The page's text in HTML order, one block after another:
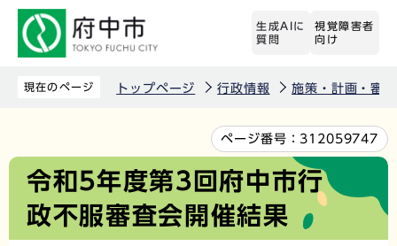
先
生成AIに
質問
視覚障害者
向け
現在のページ トップページ 行政情報 施策・計画・審
文
か
ページ番号： 312059747
令和5年度第3回府中市行
政不服審査会開催結果